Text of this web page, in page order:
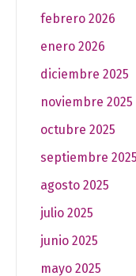
febrero 2026
enero 2026
diciembre 2025
noviembre 2025
octubre 2025
septiembre 2025
agosto 2025
julio 2025
junio 2025
mayo 2025